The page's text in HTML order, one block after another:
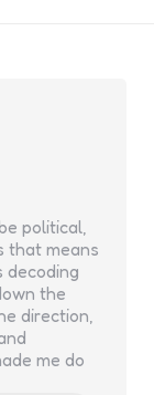
political,
that means
decoding
the
direction,
me do